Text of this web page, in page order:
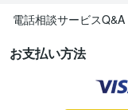
電話相談サービスQ&A
お支払い方法